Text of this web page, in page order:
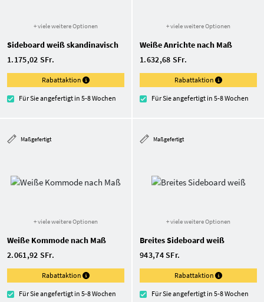
+ viele weitere Optionen
Sideboard weiß skandinavisch
1.175,02 SFr.
Rabattaktion
Für Sie angefertigt in 5-8 Wochen
+ viele weitere Optionen
Weiße Anrichte nach Maß
1.632,68 SFr.
Rabattaktion
Für Sie angefertigt in 5-8 Wochen
Maßgefertigt
+ viele weitere Optionen
Weiße Kommode nach Maß
2.061,92 SFr.
Rabattaktion
Für Sie angefertigt in 5-8 Wochen
Maßgefertigt
+ viele weitere Optionen
Breites Sideboard weiß
943,74 SFr.
Rabattaktion
Für Sie angefertigt in 5-8 Wochen